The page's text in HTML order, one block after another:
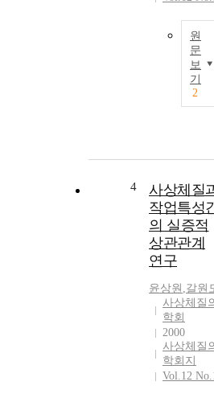
원
문
보
기
2
4
사상체질
작업특성
의 실증적
상관관계
연구
윤상원 ,갈원
사상체질
학회
2000
사상체질
학회지
Vol.12